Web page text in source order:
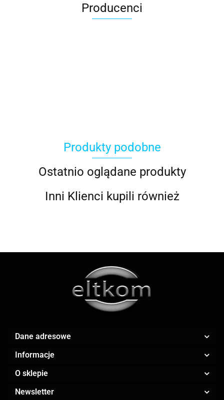
Producenci
ACOOL TOY
AMAZFIT
Produkty podobne
Ostatnio oglądane produkty
Inni Klienci kupili również
Dane adresowe
Informacje
O sklepie
Newsletter